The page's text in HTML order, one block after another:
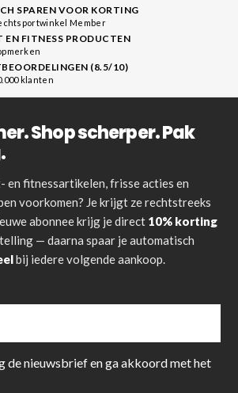
SPAREN VOOR KORTING
Member
EN FITNESS PRODUCTEN
(8.5/10)
klanten
Shop scherper. Pak
en fitnessartikelen, frisse acties en
voorkomen? Je krijgt ze rechtstreeks
abonnee krijg je direct 10% korting
— daarna spaar je automatisch
bij iedere volgende aankoop.
de nieuwsbrief en ga akkoord met het